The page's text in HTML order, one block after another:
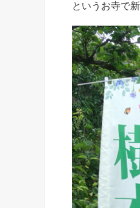
というお寺で